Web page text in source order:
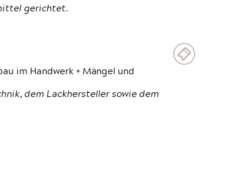
gerichtet.
im Handwerk + Mängel und
dem Lackhersteller sowie dem